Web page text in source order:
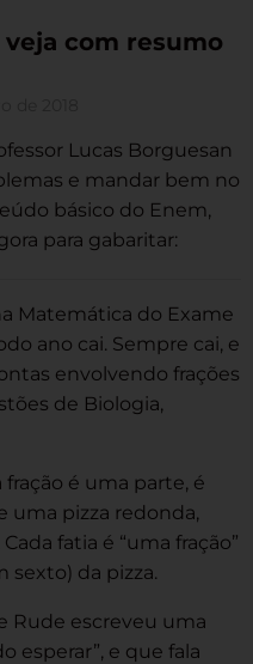
veja com resumo
Lucas Borguesan
e mandar bem no
básico do Enem,
para gabaritar:
Matemática do Exame
ano cai. Sempre cai, e
envolvendo frações
de Biologia,
fração é uma parte, é
uma pizza redonda,
fatia é “uma fração”
sexto) da pizza.
Rude escreveu uma
esperar”, e que fala